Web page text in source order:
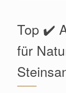
Top ✔️
für